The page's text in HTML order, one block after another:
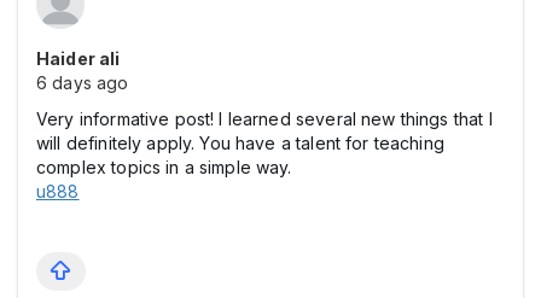
Haider ali
6 days ago
Very informative post! I learned several new things that I
will definitely apply. You have a talent for teaching
complex topics in a simple way.
u888